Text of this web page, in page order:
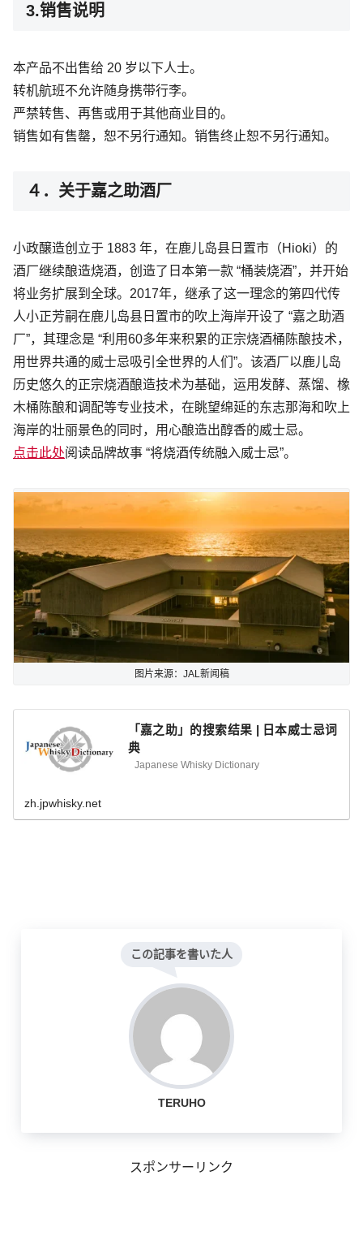
3.销售说明
本产品不出售给 20 岁以下人士。
转机航班不允许随身携带行李。
严禁转售、再售或用于其他商业目的。
销售如有售罄，恕不另行通知。销售终止恕不另行通知。
４．关于嘉之助酒厂
小政醸造创立于 1883 年，在鹿儿岛县日置市（Hioki）的
酒厂继续酿造烧酒，创造了日本第一款 “桶装烧酒”，并开始
将业务扩展到全球。2017年，继承了这一理念的第四代传
人小正芳嗣在鹿儿岛县日置市的吹上海岸开设了 “嘉之助酒
厂”，其理念是 “利用60多年来积累的正宗烧酒桶陈酿技术，
用世界共通的威士忌吸引全世界的人们”。该酒厂以鹿儿岛
历史悠久的正宗烧酒酿造技术为基础，运用发酵、蒸馏、橡
木桶陈酿和调配等专业技术，在眺望绵延的东志那海和吹上
海岸的壮丽景色的同时，用心酿造出醇香的威士忌。
点击此处阅读品牌故事 “将烧酒传统融入威士忌”。
图片来源：JAL新闻稿
「嘉之助」的搜索结果 | 日本威士忌词
典
Japanese Whisky Dictionary
zh.jpwhisky.net
この記事を書いた人
TERUHO
スポンサーリンク